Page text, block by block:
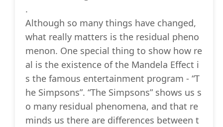
.
Although so many things have changed,
what really matters is the residual pheno
menon. One special thing to show how re
al is the existence of the Mandela Effect i
s the famous entertainment program - “T
he Simpsons”. “The Simpsons” shows us s
o many residual phenomena, and that re
minds us there are differences between t